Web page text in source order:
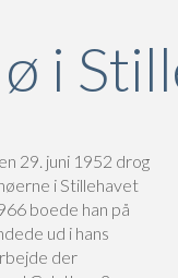
i
29. juni 1952 drog
i Stillehavet
boede han på
ud i hans
der